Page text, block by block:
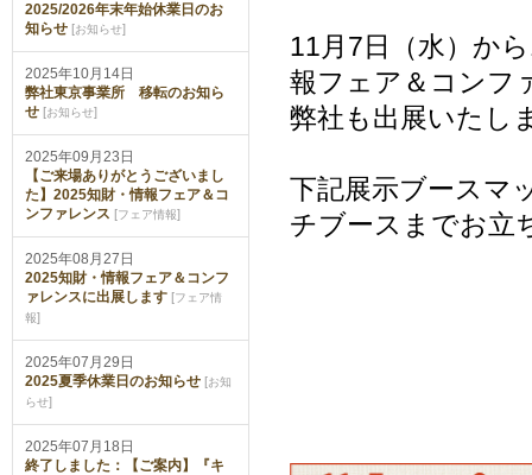
11月7日（水）から
報フェア＆コンフ
弊社も出展いたし
下記展示ブースマ
チブースまでお立
2025/2026年末年始休業日のお
知らせ [お知らせ]
2025年10月14日
弊社東京事業所 移転のお知ら
せ [お知らせ]
2025年09月23日
【ご来場ありがとうございまし
た】2025知財・情報フェア＆コ
ンファレンス [フェア情報]
2025年08月27日
2025知財・情報フェア＆コンフ
ァレンスに出展します [フェア情
報]
2025年07月29日
2025夏季休業日のお知らせ [お知
らせ]
2025年07月18日
終了しました：【ご案内】『キ